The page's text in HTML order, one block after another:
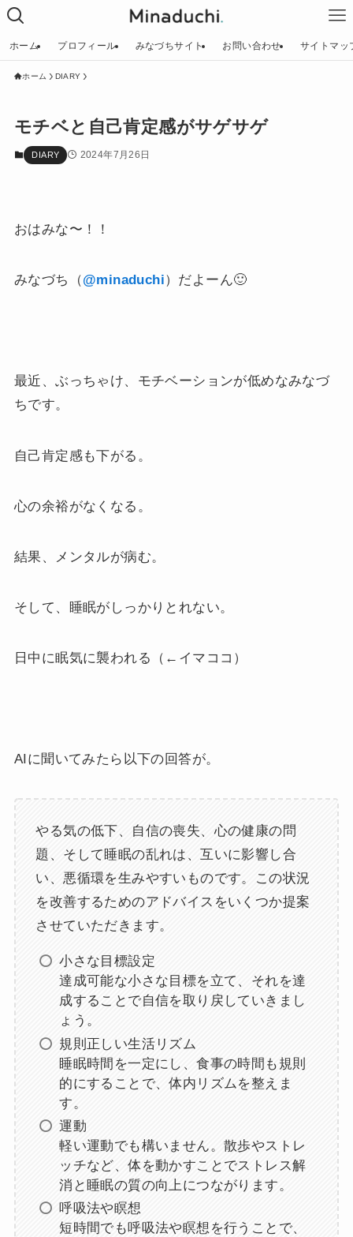
ホーム プロフィール みなづちサイト お問い合わせ サイトマッ
ホーム DIARY
モチベと自己肯定感がサゲサゲ
DIARY 2024年7月26日
おはみな〜！！
みなづち（@minaduchi）だよーん🙂
最近、ぶっちゃけ、モチベーションが低めなみなづ
ちです。
自己肯定感も下がる。
心の余裕がなくなる。
結果、メンタルが病む。
そして、睡眠がしっかりとれない。
日中に眠気に襲われる（←イマココ）
AIに聞いてみたら以下の回答が。
やる気の低下、自信の喪失、心の健康の問
題、そして睡眠の乱れは、互いに影響し合
い、悪循環を生みやすいものです。この状況
を改善するためのアドバイスをいくつか提案
させていただきます。
小さな目標設定
達成可能な小さな目標を立て、それを達
成することで自信を取り戻していきまし
ょう。
規則正しい生活リズム
睡眠時間を一定にし、食事の時間も規則
的にすることで、体内リズムを整えま
す。
運動
軽い運動でも構いません。散歩やストレ
ッチなど、体を動かすことでストレス解
消と睡眠の質の向上につながります。
呼吸法や瞑想
短時間でも呼吸法や瞑想を行うことで、